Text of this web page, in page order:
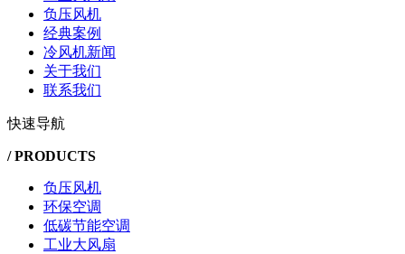
负压风机
经典案例
冷风机新闻
关于我们
联系我们
快速导航
/ PRODUCTS
负压风机
环保空调
低碳节能空调
工业大风扇